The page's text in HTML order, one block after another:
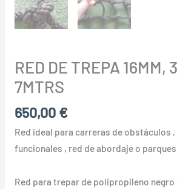
RED DE TREPA 16MM,
7MTRS
650,00 €
Red ideal para carreras de obstáculos
funcionales , red de abordaje o parques
Red para trepar de polipropileno negro